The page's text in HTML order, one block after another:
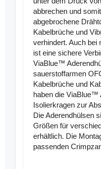
abbrechen und
abgebrochene
Kabelbrüche und
verhindert. Auch
ist eine sichere
ViaBlue™
sauerstoffarmen
Kabelbrüche und
haben die ViaBlue™
Isolierkragen zur
Die Aderendhülsen
Größen für
erhältlich. Die
passenden